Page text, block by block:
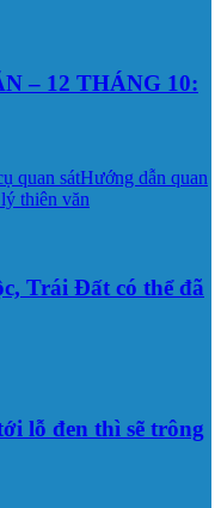
– 12 THÁNG 10:
quan sátHướng dẫn quan
thiên văn
Trái Đất có thể đã
lỗ đen thì sẽ trông